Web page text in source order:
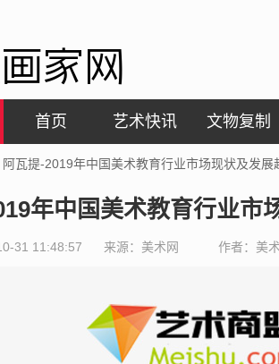
家网
首页 艺术快讯 文物复制
阿瓦提-2019年中国美术教育行业市场现状及发展
年中国美术教育行业市
31 11:48:57 来源：美术网 作者：美